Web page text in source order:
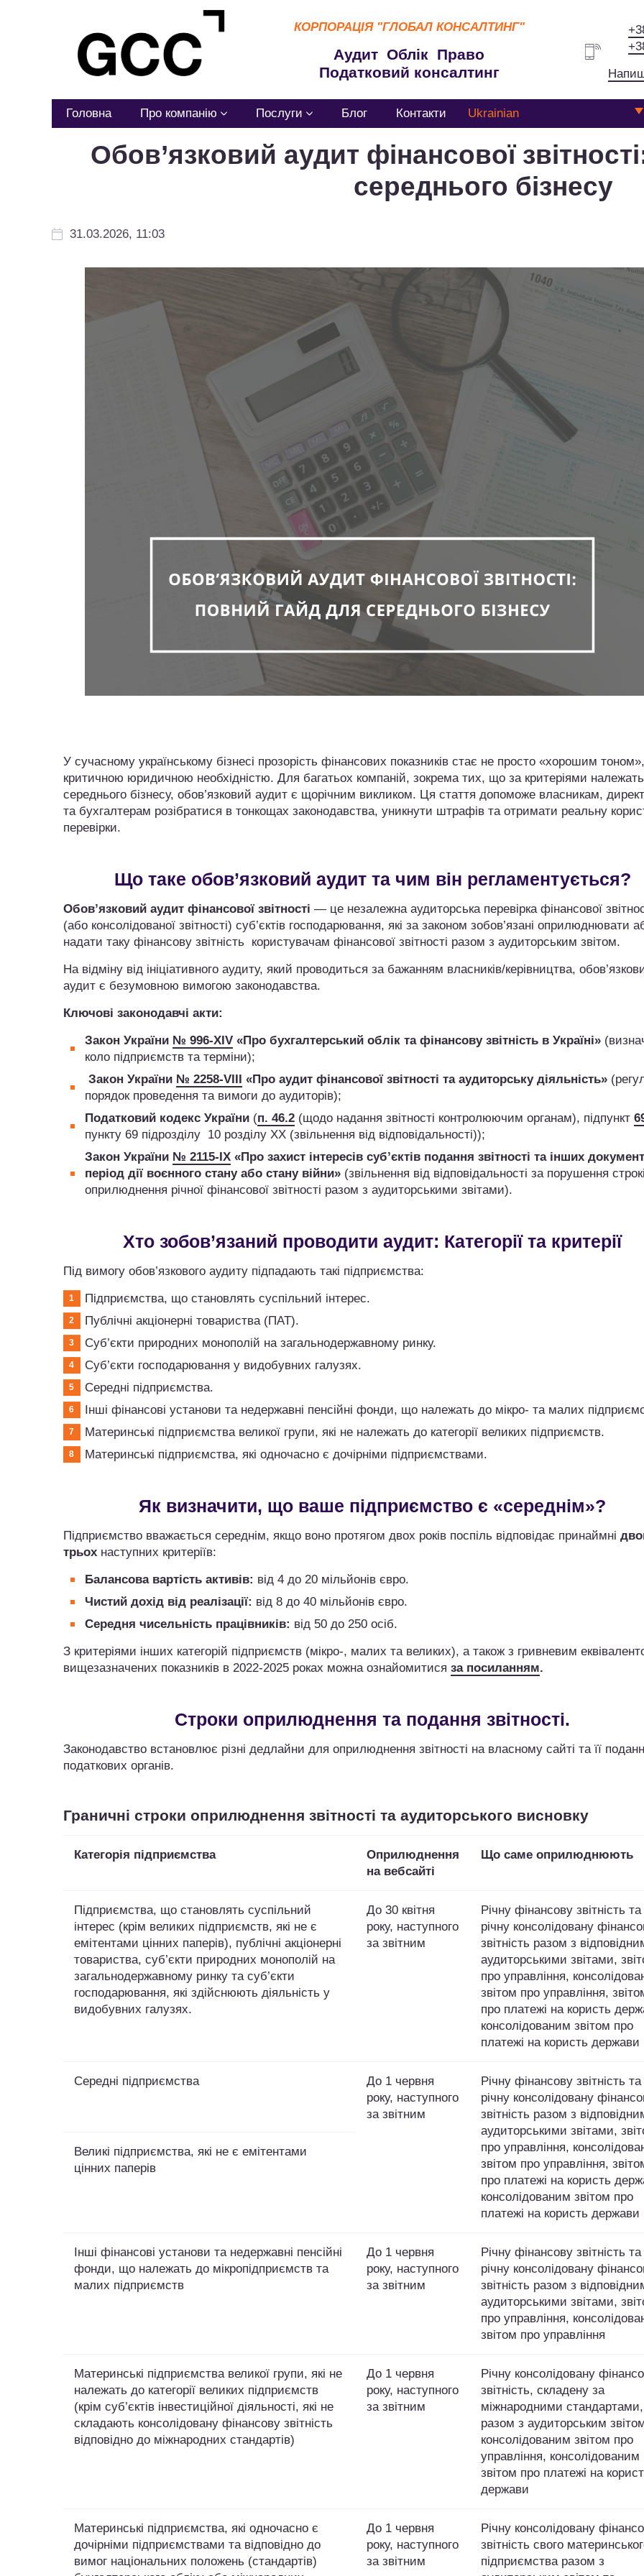
КОРПОРАЦІЯ "ГЛОБАЛ КОНСАЛТИНГ"
Аудит Облік Право
Податковий консалтинг
Головна Про компанію Послуги Блог Контакти Ukrainian
Обов’язковий аудит фінансової
середнього бізнесу
31.03.2026, 11:03
У сучасному українському бізнесі прозорість фінансових показників стає не просто «хорошим
критичною юридичною необхідністю. Для багатьох компаній, зокрема тих, що за критеріями
середнього бізнесу, обов’язковий аудит є щорічним викликом. Ця стаття допоможе власникам,
та бухгалтерам розібратися в тонкощах законодавства, уникнути штрафів та отримати реальну
перевірки.
Що таке обов’язковий аудит та чим він регламентується?
Обов’язковий аудит фінансової звітності — це незалежна аудиторська перевірка фінансової
(або консолідованої звітності) суб’єктів господарювання, які за законом зобов’язані оприлюднювати
надати таку фінансову звітність користувачам фінансової звітності разом з аудиторським звітом.
На відміну від ініціативного аудиту, який проводиться за бажанням власників/керівництва,
аудит є безумовною вимогою законодавства.
Ключові законодавчі акти:
Закон України № 996-XIV «Про бухгалтерський облік та фінансову звітність в Україні»
коло підприємств та терміни);
Закон України № 2258-VIII «Про аудит фінансової звітності та аудиторську діяльність»
порядок проведення та вимоги до аудиторів);
Податковий кодекс України (п. 46.2 (щодо надання звітності контролюючим органам), підпункт
пункту 69 підрозділу 10 розділу XX (звільнення від відповідальності));
Закон України № 2115-IX «Про захист інтересів суб’єктів подання звітності та інших
період дії воєнного стану або стану війни» (звільнення від відповідальності за порушення
оприлюднення річної фінансової звітності разом з аудиторськими звітами).
Хто зобов’язаний проводити аудит: Категорії та критерії
Під вимогу обов’язкового аудиту підпадають такі підприємства:
Підприємства, що становлять суспільний інтерес.
Публічні акціонерні товариства (ПАТ).
Суб’єкти природних монополій на загальнодержавному ринку.
Суб’єкти господарювання у видобувних галузях.
Середні підприємства.
Інші фінансові установи та недержавні пенсійні фонди, що належать до мікро- та малих
Материнські підприємства великої групи, які не належать до категорії великих підприємств.
Материнські підприємства, які одночасно є дочірніми підприємствами.
Як визначити, що ваше підприємство є «середнім»?
Підприємство вважається середнім, якщо воно протягом двох років поспіль відповідає принаймні
трьох наступних критеріїв:
Балансова вартість активів: від 4 до 20 мільйонів євро.
Чистий дохід від реалізації: від 8 до 40 мільйонів євро.
Середня чисельність працівників: від 50 до 250 осіб.
З критеріями інших категорій підприємств (мікро-, малих та великих), а також з гривневим
вищезазначених показників в 2022-2025 роках можна ознайомитися за посиланням.
Строки оприлюднення та подання звітності.
Законодавство встановлює різні дедлайни для оприлюднення звітності на власному сайті та її
податкових органів.
Граничні строки оприлюднення звітності та аудиторського висновку
Категорія підприємства
Оприлюднення
на вебсайті
Що саме оприлюднюють
Підприємства, що становлять суспільний
інтерес (крім великих підприємств, які не є
емітентами цінних паперів), публічні акціонерні
товариства, суб’єкти природних монополій на
загальнодержавному ринку та суб’єкти
господарювання, які здійснюють діяльність у
видобувних галузях.
До 30 квітня
року, наступного
за звітним
Річну фінансову звітність та
річну консолідовану
звітність разом з
аудиторськими звітами,
про управління,
звітом про управління,
про платежі на користь
консолідованим звітом про
платежі на користь держави
Середні підприємства
До 1 червня
року, наступного
за звітним
Річну фінансову звітність та
річну консолідовану
звітність разом з
аудиторськими звітами,
про управління,
звітом про управління,
про платежі на користь
консолідованим звітом про
платежі на користь держави
Великі підприємства, які не є емітентами
цінних паперів
Інші фінансові установи та недержавні пенсійні
фонди, що належать до мікропідприємств та
малих підприємств
До 1 червня
року, наступного
за звітним
Річну фінансову звітність та
річну консолідовану
звітність разом з
аудиторськими звітами,
про управління,
звітом про управління
Материнські підприємства великої групи, які не
належать до категорії великих підприємств
(крім суб’єктів інвестиційної діяльності, які не
складають консолідовану фінансову звітність
відповідно до міжнародних стандартів)
До 1 червня
року, наступного
за звітним
Річну консолідовану
звітність, складену за
міжнародними стандартами,
разом з аудиторським
консолідованим звітом про
управління, консолідованим
звітом про платежі на
держави
Материнські підприємства, які одночасно є
дочірніми підприємствами та відповідно до
вимог національних положень (стандартів)
До 1 червня
року, наступного
за звітним
Річну консолідовану
звітність свого
підприємства разом з